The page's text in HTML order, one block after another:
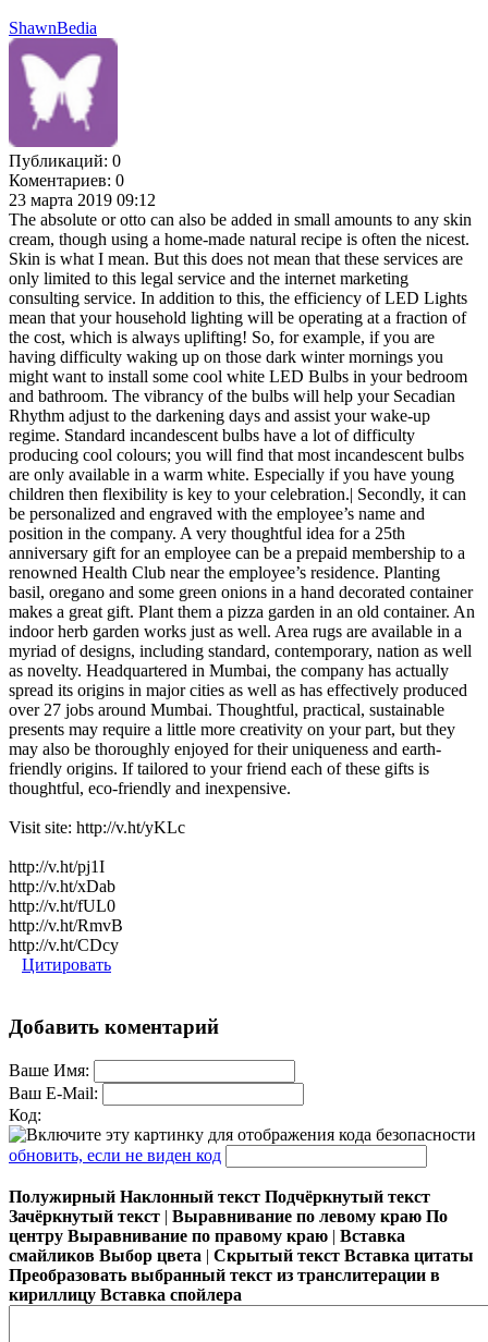
ShawnBedia
Публикаций: 0
Коментариев: 0
23 марта 2019 09:12
The absolute or otto can also be added in small amounts to any skin
cream, though using a home-made natural recipe is often the nicest.
Skin is what I mean. But this does not mean that these services are
only limited to this legal service and the internet marketing
consulting service. In addition to this, the efficiency of LED Lights
mean that your household lighting will be operating at a fraction of
the cost, which is always uplifting! So, for example, if you are
having difficulty waking up on those dark winter mornings you
might want to install some cool white LED Bulbs in your bedroom
and bathroom. The vibrancy of the bulbs will help your Secadian
Rhythm adjust to the darkening days and assist your wake-up
regime. Standard incandescent bulbs have a lot of difficulty
producing cool colours; you will find that most incandescent bulbs
are only available in a warm white. Especially if you have young
children then flexibility is key to your celebration.| Secondly, it can
be personalized and engraved with the employee’s name and
position in the company. A very thoughtful idea for a 25th
anniversary gift for an employee can be a prepaid membership to a
renowned Health Club near the employee’s residence. Planting
basil, oregano and some green onions in a hand decorated container
makes a great gift. Plant them a pizza garden in an old container. An
indoor herb garden works just as well. Area rugs are available in a
myriad of designs, including standard, contemporary, nation as well
as novelty. Headquartered in Mumbai, the company has actually
spread its origins in major cities as well as has effectively produced
over 27 jobs around Mumbai. Thoughtful, practical, sustainable
presents may require a little more creativity on your part, but they
may also be thoroughly enjoyed for their uniqueness and earth-
friendly origins. If tailored to your friend each of these gifts is
thoughtful, eco-friendly and inexpensive.
Visit site: http://v.ht/yKLc
http://v.ht/pj1I
http://v.ht/xDab
http://v.ht/fUL0
http://v.ht/RmvB
http://v.ht/CDcy
Цитировать
Добавить коментарий
Ваше Имя:
Ваш E-Mail:
Код:
обновить, если не виден код
Полужирный Наклонный текст Подчёркнутый текст
Зачёркнутый текст | Выравнивание по левому краю По
центру Выравнивание по правому краю | Вставка
смайликов Выбор цвета | Скрытый текст Вставка цитаты
Преобразовать выбранный текст из транслитерации в
кириллицу Вставка спойлера